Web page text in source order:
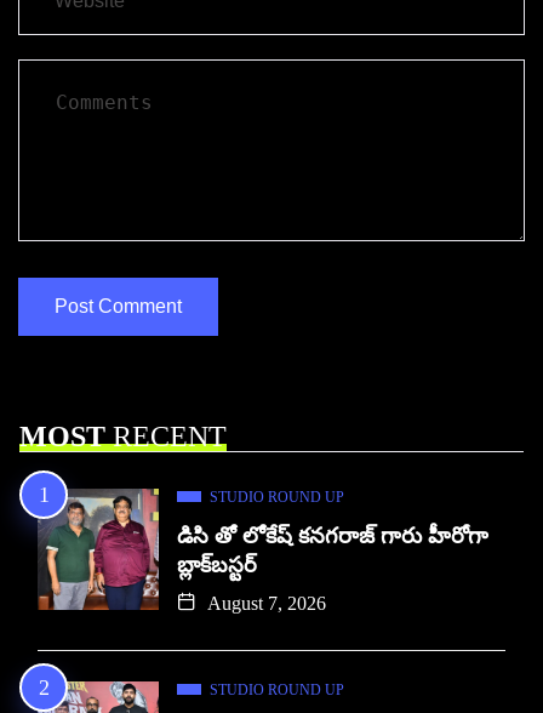
MOSTRECENT
STUDIO ROUND UP
డిసి తో లోకేష్ కనగరాజ్ గారు హీరోగా
బ్లాక్‌బస్టర్
August 7, 2026
STUDIO ROUND UP